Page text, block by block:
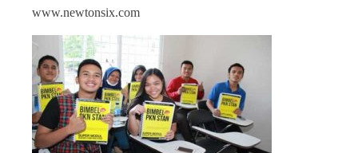
www.newtonsix.com